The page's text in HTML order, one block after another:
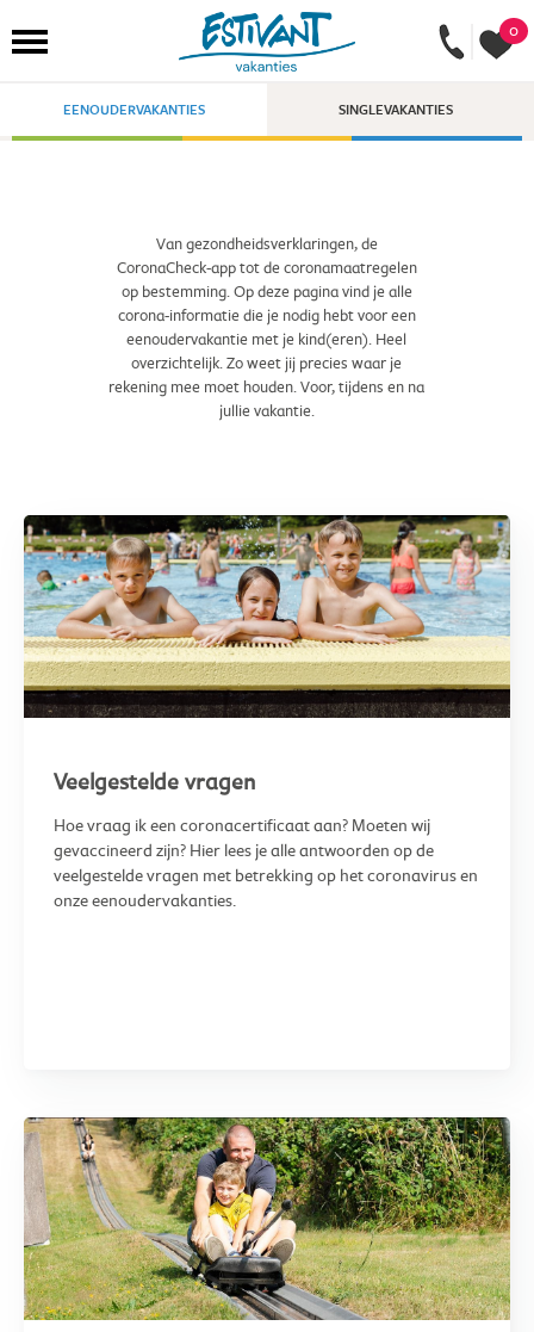
0
EENOUDERVAKANTIES SINGLEVAKANTIES
Van gezondheidsverklaringen, de
CoronaCheck-app tot de coronamaatregelen
op bestemming. Op deze pagina vind je alle
corona-informatie die je nodig hebt voor een
eenoudervakantie met je kind(eren). Heel
overzichtelijk. Zo weet jij precies waar je
rekening mee moet houden. Voor, tijdens en na
jullie vakantie.
Veelgestelde vragen
Hoe vraag ik een coronacertificaat aan? Moeten wij
gevaccineerd zijn? Hier lees je alle antwoorden op de
veelgestelde vragen met betrekking op het coronavirus en
onze eenoudervakanties.